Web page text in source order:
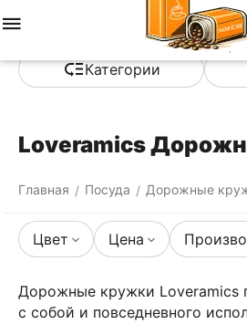
Категории
Loveramics
Главная / Посуда / Дорожные
Цвет Цена
Дорожные кружки Loveramics
с собой и повседневного
Корзина
товары